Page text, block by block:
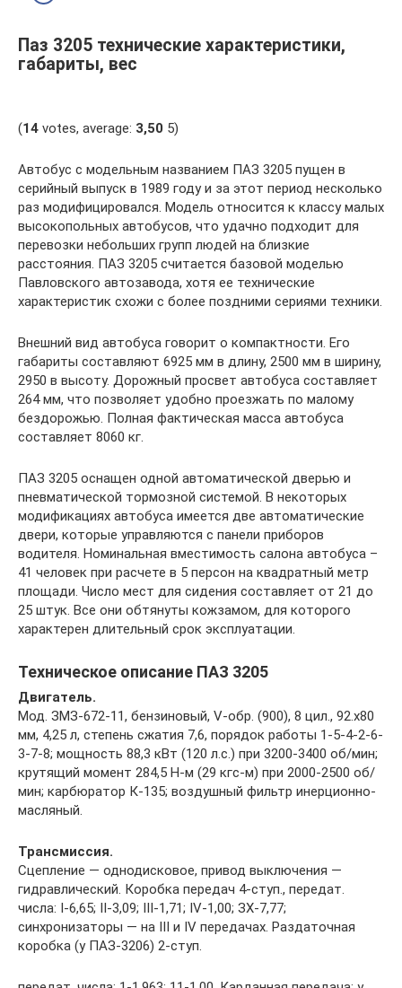
Паз 3205 технические характеристики,
габариты, вес
(14 votes, average: 3,50 5)
Автобус с модельным названием ПАЗ 3205 пущен в
серийный выпуск в 1989 году и за этот период несколько
раз модифицировался. Модель относится к классу малых
высокопольных автобусов, что удачно подходит для
перевозки небольших групп людей на близкие
расстояния. ПАЗ 3205 считается базовой моделью
Павловского автозавода, хотя ее технические
характеристик схожи с более поздними сериями техники.
Внешний вид автобуса говорит о компактности. Его
габариты составляют 6925 мм в длину, 2500 мм в ширину,
2950 в высоту. Дорожный просвет автобуса составляет
264 мм, что позволяет удобно проезжать по малому
бездорожью. Полная фактическая масса автобуса
составляет 8060 кг.
ПАЗ 3205 оснащен одной автоматической дверью и
пневматической тормозной системой. В некоторых
модификациях автобуса имеется две автоматические
двери, которые управляются с панели приборов
водителя. Номинальная вместимость салона автобуса –
41 человек при расчете в 5 персон на квадратный метр
площади. Число мест для сидения составляет от 21 до
25 штук. Все они обтянуты кожзамом, для которого
характерен длительный срок эксплуатации.
Техническое описание ПАЗ 3205
Двигатель.
Мод. ЗМЗ-672-11, бензиновый, V-обр. (900), 8 цил., 92.х80
мм, 4,25 л, степень сжатия 7,6, порядок работы 1-5-4-2-6-
3-7-8; мощность 88,3 кВт (120 л.с.) при 3200-3400 об/мин;
крутящий момент 284,5 Н-м (29 кгс-м) при 2000-2500 об/
мин; карбюратор К-135; воздушный фильтр инерционно-
масляный.
Трансмиссия.
Сцепление — однодисковое, привод выключения —
гидравлический. Коробка передач 4-ступ., передат.
числа: I-6,65; II-3,09; III-1,71; IV-1,00; ЗХ-7,77;
синхронизаторы — на III и IV передачах. Раздаточная
коробка (у ПАЗ-3206) 2-ступ.